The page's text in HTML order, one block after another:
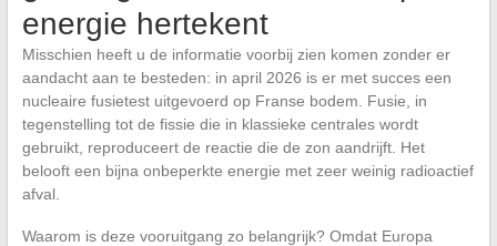
energie hertekent
Misschien heeft u de informatie voorbij zien komen zonder er
aandacht aan te besteden: in april 2026 is er met succes een
nucleaire fusietest uitgevoerd op Franse bodem. Fusie, in
tegenstelling tot de fissie die in klassieke centrales wordt
gebruikt, reproduceert de reactie die de zon aandrijft. Het
belooft een bijna onbeperkte energie met zeer weinig radioactief
afval.
Waarom is deze vooruitgang zo belangrijk? Omdat Europa